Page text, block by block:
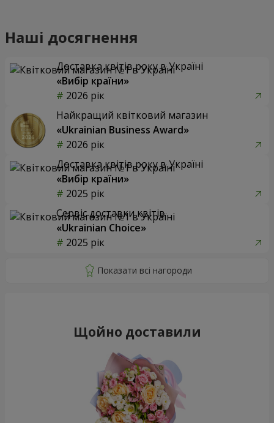
Наші досягнення
Доставка квітів року в Україні
«Вибір країни»
2026 рік
Найкращий квітковий магазин
«Ukrainian Business Award»
2026 рік
Доставка квітів року в Україні
«Вибір країни»
2025 рік
Сервіс доставки квітів
«Ukrainian Choice»
2025 рік
Щойно доставили